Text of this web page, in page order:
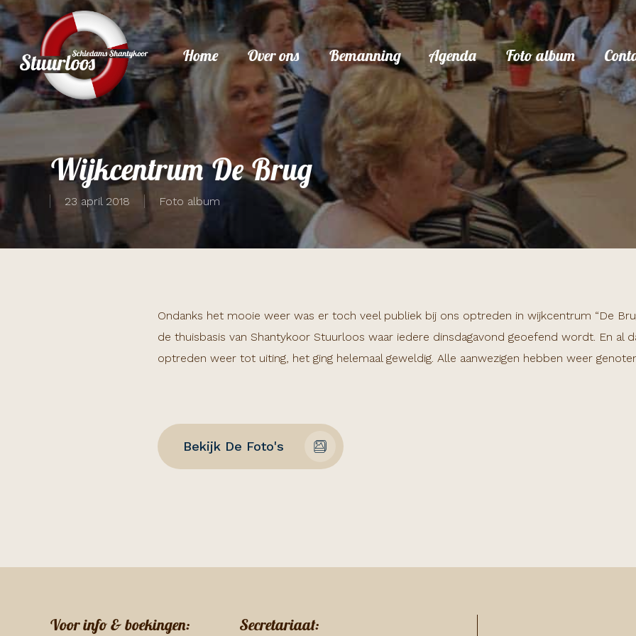
Skip
to
main
content
Home Over ons Bemanning Agenda Foto album
Wijkcentrum De Brug
23 april 2018 Foto album
Ondanks het mooie weer was er toch veel publiek bij ons optreden in wijkcentrum “De
de thuisbasis van Shantykoor Stuurloos waar iedere dinsdagavond geoefend wordt. En al
optreden weer tot uiting, het ging helemaal geweldig. Alle aanwezigen hebben weer
Bekijk De Foto's
Voor info & boekingen: Secretariaat: